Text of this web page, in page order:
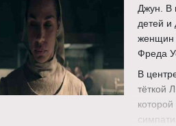
Джун. В
детей и
женщин
Фреда
В
тёткой